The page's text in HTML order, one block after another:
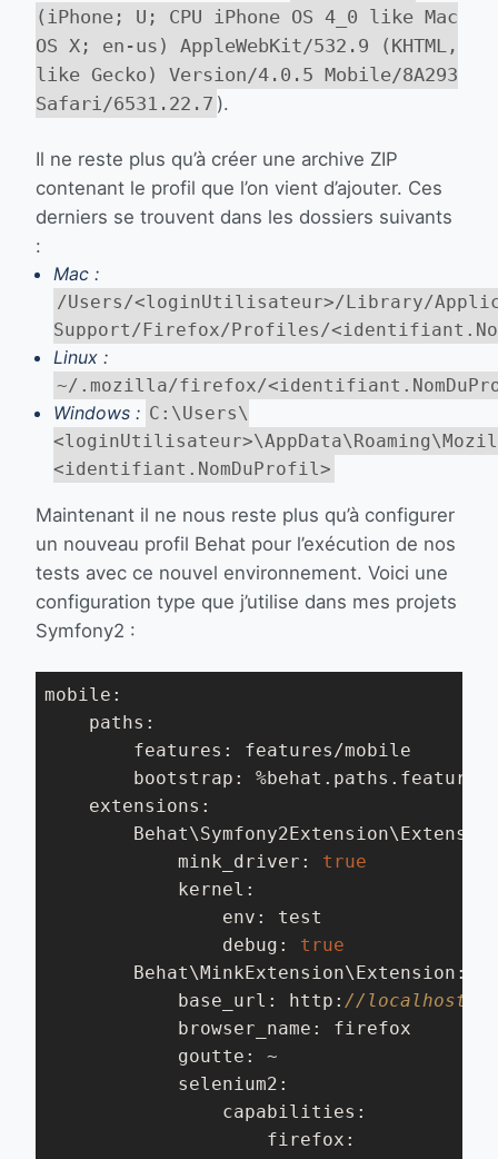
(iPhone; U; CPU iPhone OS 4_0 like Mac
OS X; en-us) AppleWebKit/532.9 (KHTML,
like Gecko) Version/4.0.5 Mobile/8A293
Safari/6531.22.7 ).
Il ne reste plus qu’à créer une archive ZIP
contenant le profil que l’on vient d’ajouter. Ces
derniers se trouvent dans les dossiers suivants
:
Mac :
/Users/<loginUtilisateur>/Library/
Support/Firefox/Profiles/
Linux :
~/.mozilla/firefox/
Windows : C:\Users\
<identifiant.NomDuProfil>
Maintenant il ne nous reste plus qu’à configurer
un nouveau profil Behat pour l’exécution de nos
tests avec ce nouvel environnement. Voici une
configuration type que j’utilise dans mes projets
Symfony2 :
mobile:
    paths:
        features: features/mobile
bootstrap:
    extensions:
            mink_driver:
true
            kernel:
                env: test
                debug:
true
        Behat\MinkExtension\Extension:
            base_url: http:
//
            browser_name: firefox
            goutte: ~
            selenium2:
                capabilities:
                    firefox: